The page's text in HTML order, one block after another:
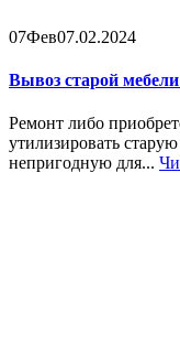
07Фев07.02.2024
Вывоз старой
Ремонт либо
утилизировать
непригодную для...